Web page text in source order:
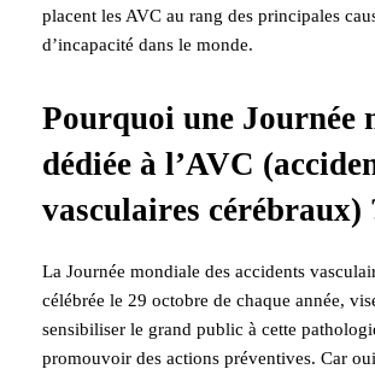
placent les AVC au rang des principales
d’incapacité dans le monde.
Pourquoi une Journée
dédiée à l’AVC
vasculaires cérébraux)
La Journée mondiale des accidents
célébrée le 29 octobre de chaque année,
sensibiliser le grand public à cette
promouvoir des actions préventives. Car